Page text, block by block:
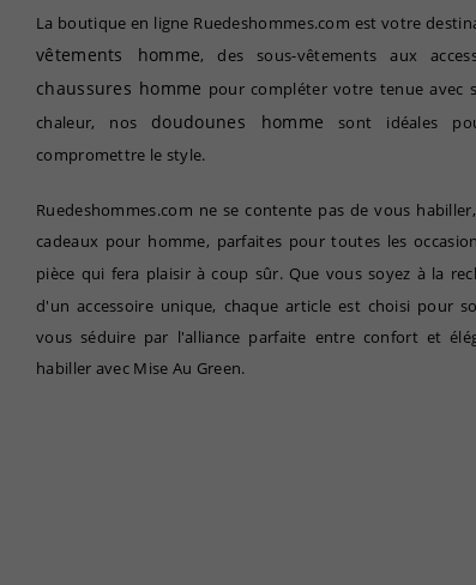
La boutique en ligne Ruedeshommes.com est votre
vêtements homme, des sous-vêtements aux
chaussures homme pour compléter votre tenue avec
chaleur, nos doudounes homme sont idéales
compromettre le style.
Ruedeshommes.com ne se contente pas de vous
cadeaux pour homme, parfaites pour toutes les
pièce qui fera plaisir à coup sûr. Que vous soyez à la
d'un accessoire unique, chaque article est choisi pour
vous séduire par l'alliance parfaite entre confort et
habiller avec Mise Au Green.